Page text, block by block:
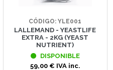
CÓDIGO: YLE001
LALLEMAND - YEASTLIFE
EXTRA - 2KG (YEAST
NUTRIENT)
DISPONIBLE
59,00 € IVA inc.